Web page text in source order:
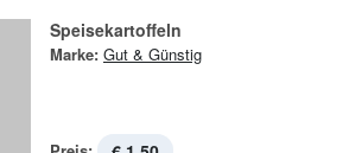
Speisekartoffeln
Marke: Gut & Günstig